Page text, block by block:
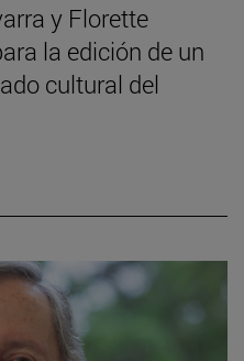
y Florette
la edición de un
cultural del